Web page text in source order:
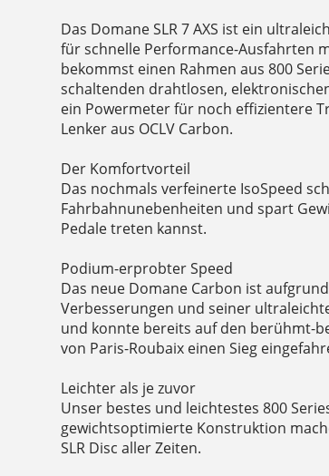
Das Domane SLR 7 AXS ist ein
für schnelle Performance-Ausfahrten
bekommst einen Rahmen aus 800
schaltenden drahtlosen,
ein Powermeter für noch effizientere
Lenker aus OCLV Carbon.
Der Komfortvorteil
Das nochmals verfeinerte IsoSpeed
Fahrbahnunebenheiten und spart
Pedale treten kannst.
Podium-erprobter Speed
Das neue Domane Carbon ist
Verbesserungen und seiner
und konnte bereits auf den berühmt-
von Paris-Roubaix einen Sieg
Leichter als je zuvor
Unser bestes und leichtestes 800
gewichtsoptimierte Konstruktion
SLR Disc aller Zeiten.